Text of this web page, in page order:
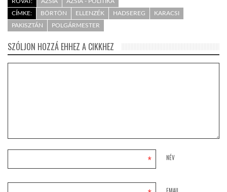
CÍMKE:
BÖRTÖN ELLENZÉK HADSEREG
KARACSI
PAKISZTÁN
POLGÁRMESTER
SZÓLJON HOZZÁ EHHEZ A CIKKHEZ
NÉV
*